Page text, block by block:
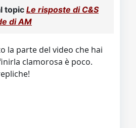
topic Le risposte di C&S
di AM
la parte del video che hai
clamorosa è poco.